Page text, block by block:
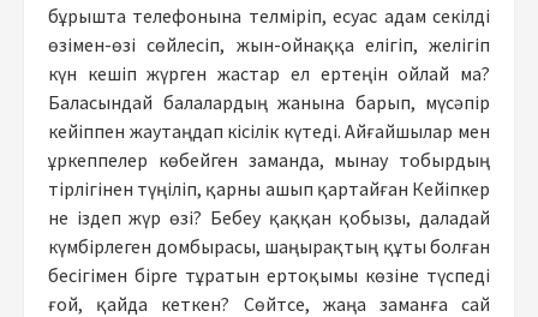
бұрышта телефонына телміріп, есуас адам секілді
өзімен-өзі сөйлесіп, жын-ойнаққа елігіп, желігіп
күн кешіп жүрген жастар ел ертеңін ойлай ма?
Баласындай балалардың жанына барып, мүсәпір
кейіппен жаутаңдап кісілік күтеді. Айғайшылар мен
ұркеппелер көбейген заманда, мынау тобырдың
тірлігінен түңіліп, қарны ашып қартайған Кейіпкер
не іздеп жүр өзі? Бебеу қаққан қобызы, даладай
күмбірлеген домбырасы, шаңырақтың құты болған
бесігімен бірге тұратын ертоқымы көзіне түспеді
ғой, қайда кеткен? Сөйтсе, жаңа заманға сай